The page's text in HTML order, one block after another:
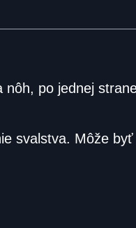
nôh, po jednej
svalstva. Môže byť